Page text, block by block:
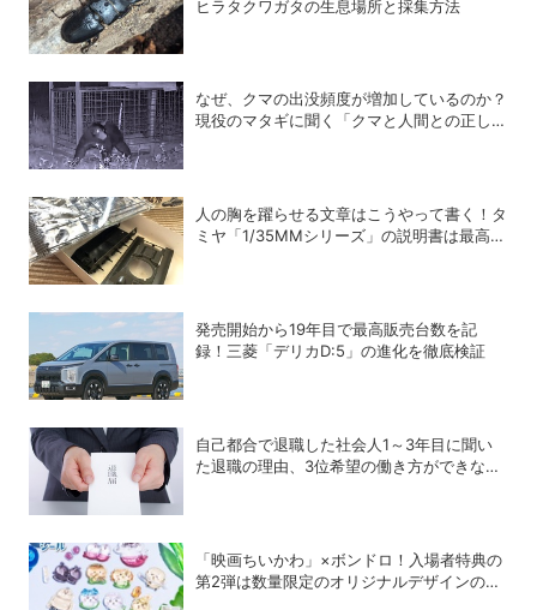
ヒラタクワガタの生息場所と採集方法
なぜ、クマの出没頻度が増加しているのか？
現役のマタギに聞く「クマと人間との正しい
人の胸を躍らせる文章はこうやって書く！タ
ミヤ「1/35MMシリーズ」の説明書は最高の
発売開始から19年目で最高販売台数を記
録！三菱「デリカD:5」の進化を徹底検証
自己都合で退職した社会人1～3年目に聞い
た退職の理由、3位希望の働き方ができな
「映画ちいかわ」×ボンドロ！入場者特典の
第2弾は数量限定のオリジナルデザインのボ